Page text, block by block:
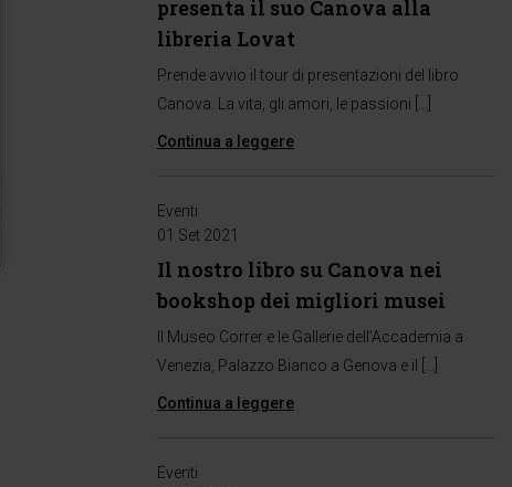
presenta il suo Canova alla
libreria Lovat
Prende avvio il tour di presentazioni del libro
Canova. La vita, gli amori, le passioni […]
Continua a leggere
Eventi
01 Set 2021
Il nostro libro su Canova nei
bookshop dei migliori musei
Il Museo Correr e le Gallerie dell’Accademia a
Venezia, Palazzo Bianco a Genova e il […]
Continua a leggere
Eventi